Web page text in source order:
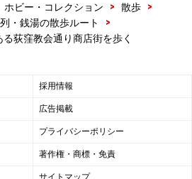
ホビー・コレクション > 散歩
>
・銭湯の散歩ルート
>
荻窪教会通り商店街を歩く
採用情報
広告掲載
プライバシーポリシー
著作権・商標・免責
サイトマップ